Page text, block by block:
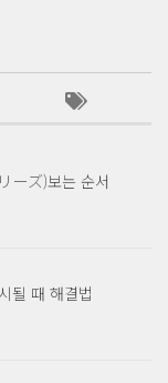
ーズ)보는 순서
될 때 해결법